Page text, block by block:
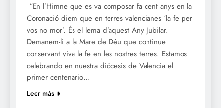
“En l’Himne que es va composar fa cent anys en la
Coronació diem que en terres valencianes ‘la fe per
vos no mor’. És el lema d’aquest Any Jubilar.
Demanem-li a la Mare de Déu que continue
conservant viva la fe en les nostres terres. Estamos
celebrando en nuestra diócesis de Valencia el
primer centenario…
Leer más